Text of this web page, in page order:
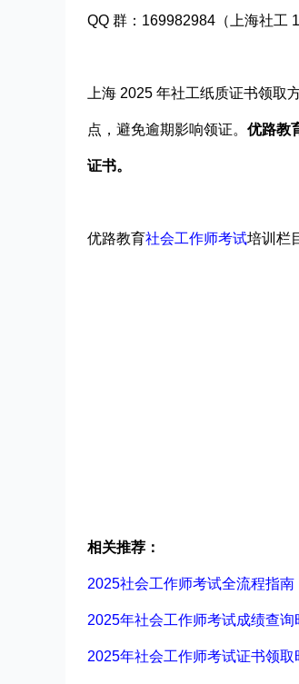
QQ 群：169982984（上海社工 1
上海 2025 年社工纸质证书领
点，避免逾期影响领证。 优路教
证书。
优路教育社会工作师考试培训栏
相关推荐：
2025社会工作师考试全流程指南
2025年社会工作师考试成绩查询
2025年社会工作师考试证书领取